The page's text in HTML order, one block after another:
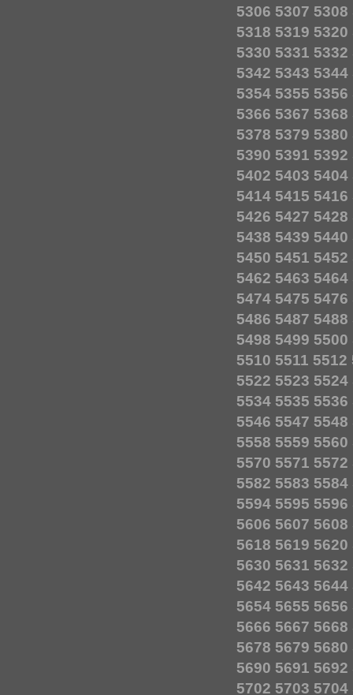
5306 5307 5308
5318 5319 5320
5330 5331 5332
5342 5343 5344
5354 5355 5356
5366 5367 5368
5378 5379 5380
5390 5391 5392
5402 5403 5404
5414 5415 5416
5426 5427 5428
5438 5439 5440
5450 5451 5452
5462 5463 5464
5474 5475 5476
5486 5487 5488
5498 5499 5500
5510 5511 5512
5522 5523 5524
5534 5535 5536
5546 5547 5548
5558 5559 5560
5570 5571 5572
5582 5583 5584
5594 5595 5596
5606 5607 5608
5618 5619 5620
5630 5631 5632
5642 5643 5644
5654 5655 5656
5666 5667 5668
5678 5679 5680
5690 5691 5692
5702 5703 5704